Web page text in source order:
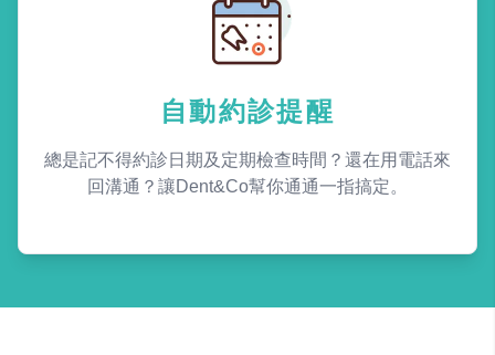
自動約診提醒
總是記不得約診日期及定期檢查時間？還在用電話來
回溝通？讓Dent&Co幫你通通一指搞定。